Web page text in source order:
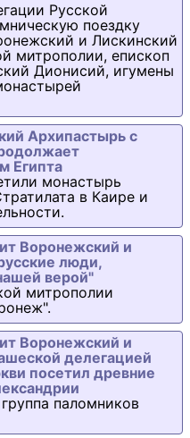
Русской
поездку
и Лискинский
митрополии, епископ
Дионисий, игумены
Архипастырь с
Египта
монастырь
в Каире и
Воронежский и
люди,
верой"
митрополии
Воронежский и
делегацией
посетил древние
паломников